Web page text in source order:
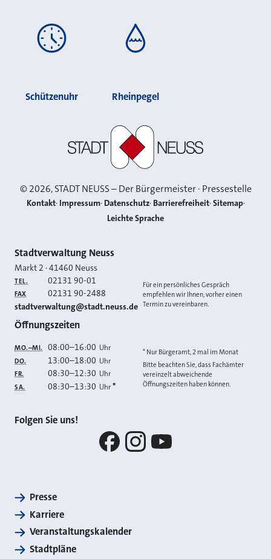
Schützenuhr Rheinpegel
©2026, STADT NEUSS – Der Bürgermeister · Pressestelle
Kontakt Impressum Datenschutz Barrierefreiheit Sitemap
Leichte Sprache
Kontakt
Stadtverwaltung Neuss
Markt 2 ·41460 Neuss
TEL. 02131 90-01
FAX 02131 90-2488
E-MAIL
stadtverwaltung@stadt.neuss.de
Für ein persönliches Gespräch
empfehlen wir Ihnen, vorher einen
Termin zu vereinbaren.
Öffnungszeiten
MO.–MI. 08:00–16:00 Uhr
DO. 13:00–18:00 Uhr
FR. 08:30–12:30 Uhr
SA. 08:30–13:30 Uhr *
* Nur Bürgeramt, 2 mal im Monat
Bitte beachten Sie, dass Fachämter
vereinzelt abweichende
Öffnungszeiten haben können.
Folgen Sie uns!
Presse
Karriere
Veranstaltungskalender
Stadtpläne